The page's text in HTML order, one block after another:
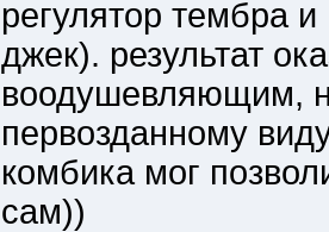
регулятор тембра и
джек). результат
воодушевляющим,
первозданному
комбика мог
сам))